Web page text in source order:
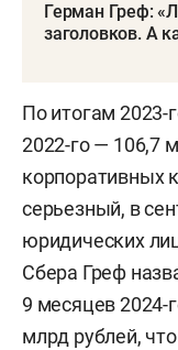
Герман Греф:
заголовков. А
По итогам 2023-
2022-го — 106,7
корпоративных
серьезный, в
юридических
Сбера Греф
9 месяцев 2024-
млрд рублей,